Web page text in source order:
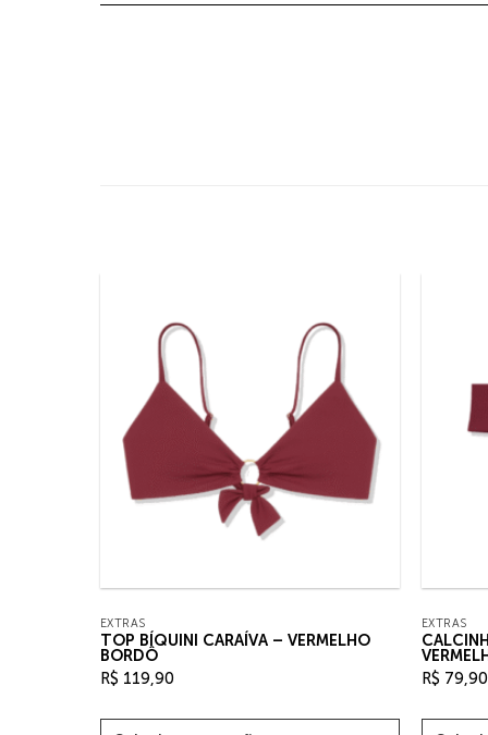
EXTRAS
TOP BÍQUINI CARAÍVA – VERMELHO
BORDÔ
R$ 119,90
EXTRAS
R$ 79,90